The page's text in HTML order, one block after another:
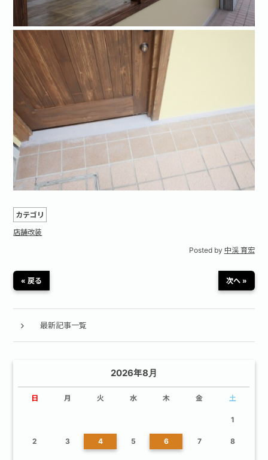
カテゴリ
店舗改装
Posted by 中渓 育宏
« 戻る 次へ »
最新記事一覧
2026年8月
日 月 火 水 木 金 土
1
2 3 4 5 6 7 8